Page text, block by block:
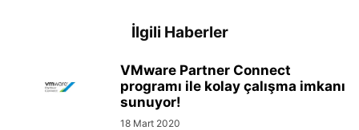
İlgili Haberler
VMware Partner Connect
programı ile kolay çalışma imkanı
sunuyor!
18 Mart 2020